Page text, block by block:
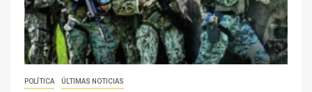
POLÍTICA ÚLTIMAS NOTICIAS